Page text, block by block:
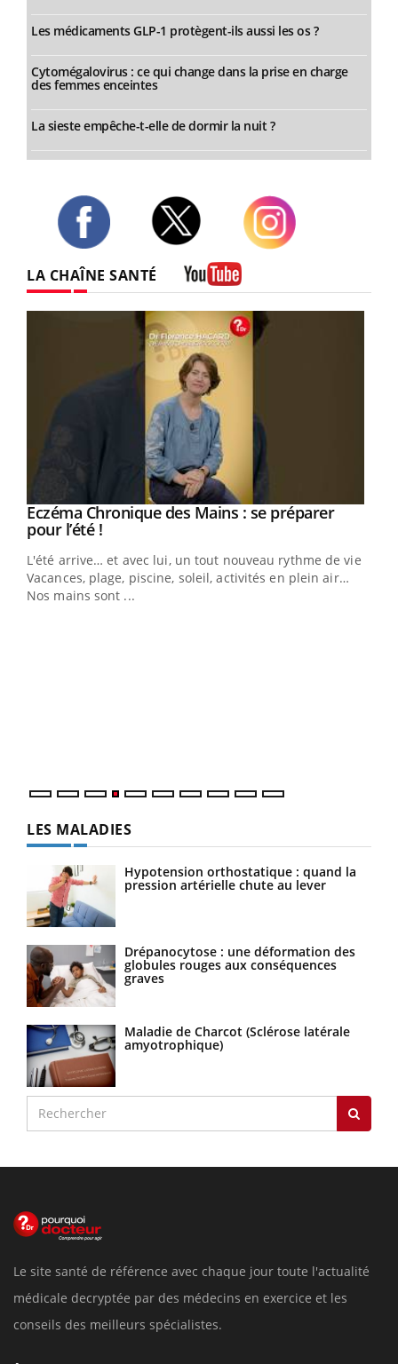
Les médicaments GLP-1 protègent-ils aussi les os ?
Cytomégalovirus : ce qui change dans la prise en charge
des femmes enceintes
La sieste empêche-t-elle de dormir la nuit ?
LA CHAÎNE SANTÉ
Youtube
Eczéma Chronique des Mains : se préparer
pour l’été !Youtube
L'été arrive… et avec lui, un tout nouveau rythme de vie !
Vacances, plage, piscine, soleil, activités en plein air…
Nos mains sont ...
LES MALADIES
Hypotension orthostatique : quand la
pression artérielle chute au lever
Drépanocytose : une déformation des
globules rouges aux conséquences
graves
Maladie de Charcot (Sclérose latérale
amyotrophique)
Le site santé de référence avec chaque jour toute l'actualité
médicale decryptée par des médecins en exercice et les
conseils des meilleurs spécialistes.